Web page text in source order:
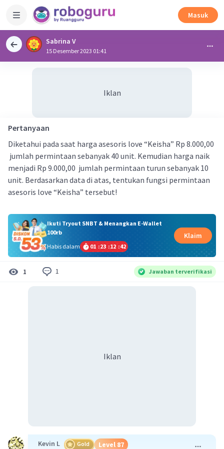
Masuk
Sabrina V
15 Desember 2023 01:41
Iklan
Pertanyaan
Diketahui pada saat harga asesoris love “Keisha” Rp 8.000,00
jumlah permintaan sebanyak 40 unit. Kemudian harga naik
menjadi Rp 9.000,00 jumlah permintaan turun sebanyak 10
unit. Berdasarkan data di atas, tentukan fungsi permintaan
asesoris love “Keisha” tersebut!
Ikuti Tryout SNBT & Menangkan E-Wallet
100rb
Habis dalam
01 :23 :12 :42
Klaim
1 1 Jawaban terverifikasi
Iklan
Kevin L Gold Level 87